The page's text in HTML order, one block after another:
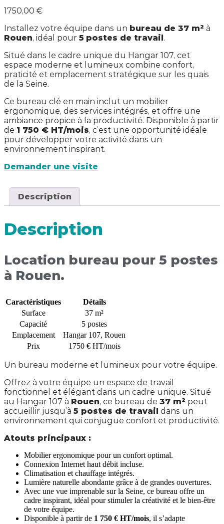
1750,00 €
Installez votre équipe dans un bureau de 37 m² à
Rouen, idéal pour 5 postes de travail .
Situé dans le cadre unique du Hangar 107, cet
espace moderne et lumineux combine confort,
praticité et emplacement stratégique sur les quais
de la Seine.
Ce bureau clé en main inclut un mobilier
ergonomique, des services intégrés, et offre une
ambiance propice à la productivité. Disponible à partir
de 1 750 € HT/mois, c’est une opportunité idéale
pour développer votre activité dans un
environnement inspirant.
Demander une visite
Description
Description
Location bureau pour 5 postes
à Rouen.
Caractéristiques
Détails
Surface
37 m²
Capacité
5 postes
Emplacement
Hangar 107, Rouen
Prix
1750 € HT/mois
Un bureau moderne et lumineux pour votre équipe.
Offrez à votre équipe un espace de travail
fonctionnel et élégant dans un cadre unique. Situé
au Hangar 107 à Rouen, ce bureau de 37 m² peut
accueillir jusqu’à 5 postes de travail dans un
environnement qui conjugue confort et productivité.
Atouts principaux :
Mobilier ergonomique pour un confort optimal.
Connexion Internet haut débit incluse.
Climatisation et chauffage intégrés.
Lumière naturelle abondante grâce à de grandes ouvertures.
Avec une vue imprenable sur la Seine, ce bureau offre un
cadre inspirant, idéal pour stimuler la créativité et le bien-être
de votre équipe.
Disponible à partir de 1 750 € HT/mois, il s’adapte